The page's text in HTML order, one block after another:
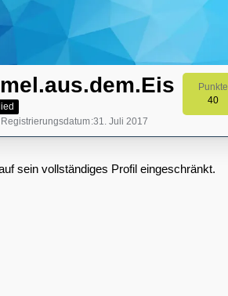
Punkte
40
Registrierungsdatum 31. Juli 2017
sein vollständiges Profil eingeschränkt.